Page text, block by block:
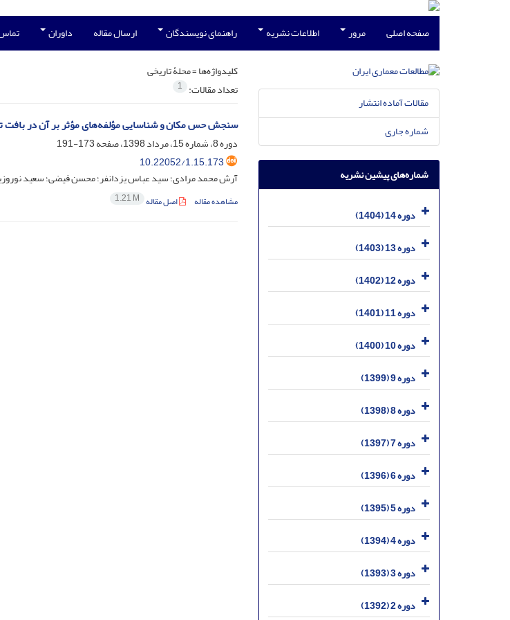
صفحه اصلی مرور اطلاعات نشریه راهنمای نویسندگان ارسال مقاله داوران
کلیدواژه‌ها =محلۀ تاریخی
تعداد مقالات: 1
سنجش حس مکان و شناسایی مؤلفه‌های مؤثر بر آن در بافت
دوره 8، شماره 15، مرداد 1398، صفحه
173-191
10.22052/1.15.173
آرش محمد مرادی؛ سید عباس یزدانفر؛ محسن فیضی؛ سعید
مشاهده مقاله اصل مقاله 1.21 M
مقالات آماده انتشار
شماره جاری
شماره‌های پیشین نشریه
دوره 14 (1404)
دوره 13 (1403)
دوره 12 (1402)
دوره 11 (1401)
دوره 10 (1400)
دوره 9 (1399)
دوره 8 (1398)
دوره 7 (1397)
دوره 6 (1396)
دوره 5 (1395)
دوره 4 (1394)
دوره 3 (1393)
دوره 2 (1392)